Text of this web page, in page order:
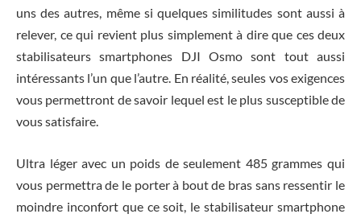
uns des autres, même si quelques similitudes sont aussi à
relever, ce qui revient plus simplement à dire que ces deux
stabilisateurs smartphones DJI Osmo sont tout aussi
intéressants l’un que l’autre. En réalité, seules vos exigences
vous permettront de savoir lequel est le plus susceptible de
vous satisfaire.
Ultra léger avec un poids de seulement 485 grammes qui
vous permettra de le porter à bout de bras sans ressentir le
moindre inconfort que ce soit, le stabilisateur smartphone